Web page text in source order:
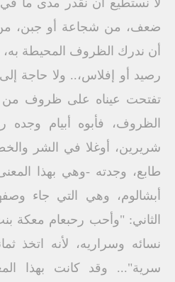
لا نستطيع أن نقدر مدى ما
ضعف، من شجاعة أو جبن،
أن ندرك الظروف المحيطة
رصيد أو إفلاس،.. ولا حاجة
تفتحت عيناه على ظروف من
الظروف، فأبوه أبيام وجده
شريرين، أوغلا في الشر
طابع، وجدته -وهي بهذا
أبشالوم، وهي التي جاء
الثاني: "وأحب رحبعام معكة
نسائه وسراريه، لأنه اتخذ
سرية"... وقد كانت بهذا